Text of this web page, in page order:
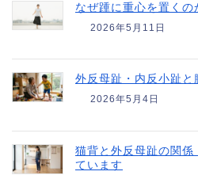
なぜ踵に重心を置く
2026年5月11日
外反母趾・内反小趾と
2026年5月4日
猫背と外反母趾の関
ています